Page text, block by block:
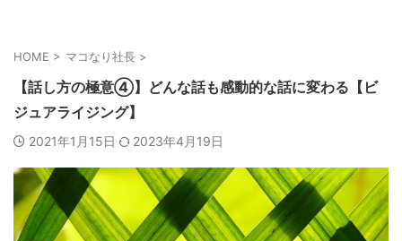
HOME > マコなり社長 >
【話し方の極意④】どんな話も感動的な話に変わる【ビ
ジュアライジング】
2021年1月15日 2023年4月19日